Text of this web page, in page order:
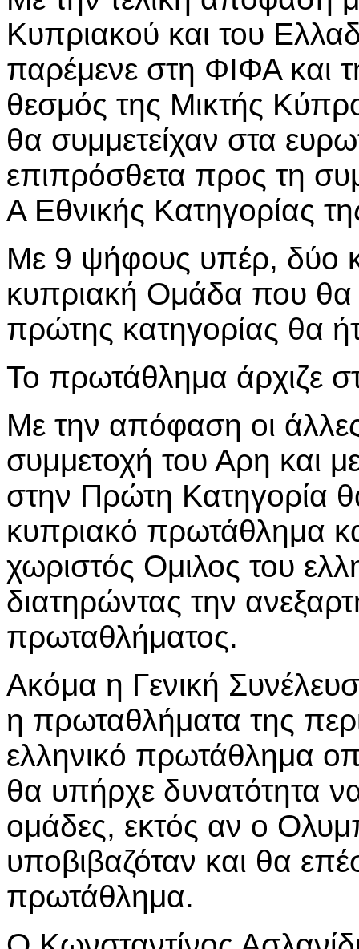
Κυπριακού και του
παρέμενε στη ΦΙΦΑ και
θεσμός της Μικτής
θα συμμετείχαν στα
επιπρόσθετα προς τη
Α Εθνικής Κατηγορίας
Με 9 ψήφους υπέρ, δύο
κυπριακή Ομάδα που θα
πρώτης κατηγορίας θα
Το πρωτάθλημα άρχιζε
Με την απόφαση οι
συμμετοχή του Αρη και
στην Πρώτη Κατηγορία
κυπριακό πρωτάθλημα
χωριστός Ομιλος του
διατηρώντας την
πρωταθλήματος.
Ακόμα η Γενική
η πρωταθλήματα της
ελληνικό πρωτάθλημα
θα υπήρχε δυνατότητα
ομάδες, εκτός αν ο
υποβιβαζόταν και θα
πρωτάθλημα.